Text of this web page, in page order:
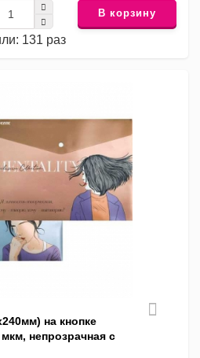
131 раз
В корзину
на кнопке
непрозрачная с